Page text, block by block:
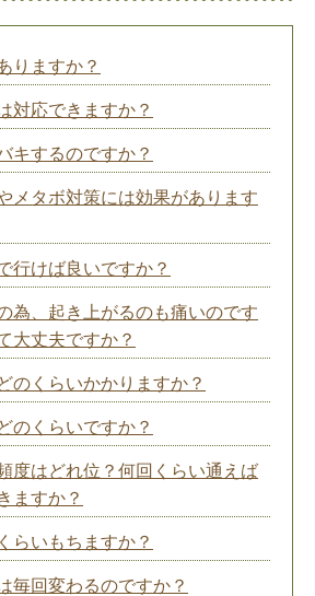
りますか？
対応できますか？
キするのですか？
メタボ対策には効果があります
行けば良いですか？
為、起き上がるのも痛いのです
大丈夫ですか？
のくらいかかりますか？
のくらいですか？
度はどれ位？何回くらい通えば
ますか？
らいもちますか？
毎回変わるのですか？